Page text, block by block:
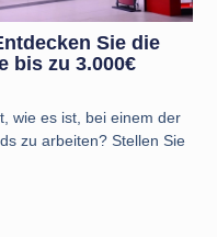
Sie die
bis zu 3.000€
wie es ist, bei einem der
zu arbeiten? Stellen Sie